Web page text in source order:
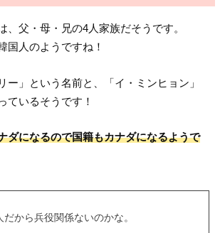
、父・母・兄の4人家族だそうです。
国人のようですね！
ー」という名前と、「イ・ミンヒョン」
ているそうです！
ダになるので国籍もカナダになるようで
から兵役関係ないのかな。